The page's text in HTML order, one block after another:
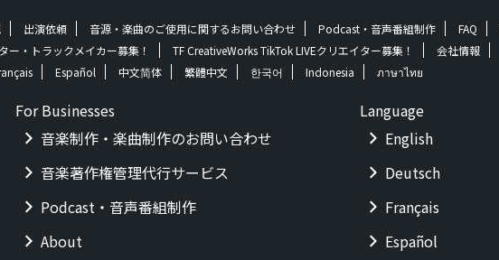
出演依頼 音源・楽曲のご使用に関するお問い合わせ Podcast・音声番組制作 FAQ
ー・トラックメイカー募集！ TF CreativeWorks TikTok LIVEクリエイター募集！ 会社情報
Español 中文简体 繁體中文 한국어 Indonesia ภาษาไทย
For Businesses
音楽制作・楽曲制作のお問い合わせ
音楽著作権管理代行サービス
Podcast・音声番組制作
About
Language
English
Deutsch
Français
Español